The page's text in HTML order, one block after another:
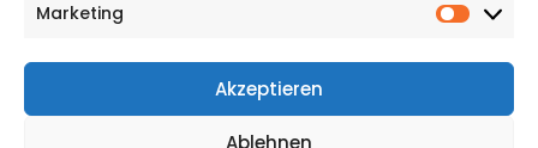
Marketing
Akzeptieren
Ablehnen
Cookie Richtlinie
CITYLIFE! BEI FACEBOOK